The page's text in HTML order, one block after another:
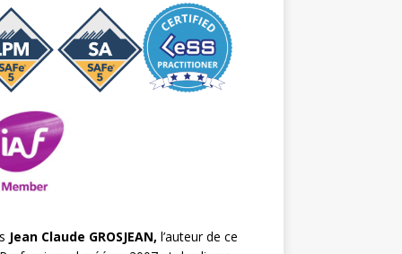
Jean Claude GROSJEAN, l’auteur de ce